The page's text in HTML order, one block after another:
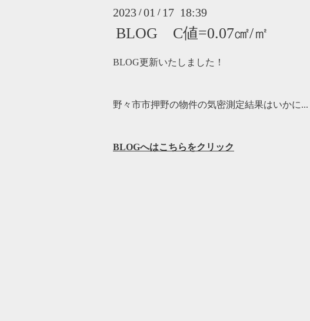
2023 /01 / 17 18:39
BLOG C値=0.07㎠/㎡
BLOG更新いたしました！
野々市市押野の物件の気密測定結果はいかに...
BLOGへはこちらをクリック